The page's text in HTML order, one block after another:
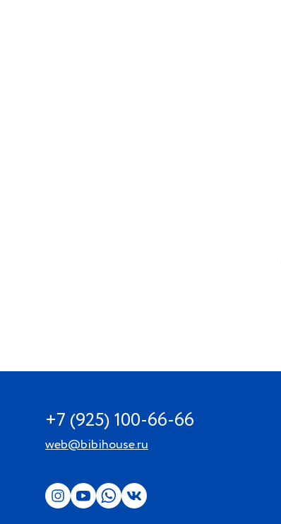
+7 (925) 100-66-66
web@bibihouse.ru